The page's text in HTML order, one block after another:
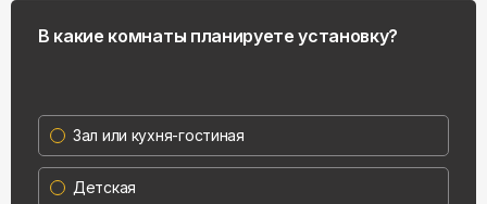
В какие комнаты планируете установку?
Зал или кухня-гостиная
Детская